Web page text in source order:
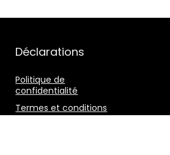
Déclarations
Politique de
confidentialité
Termes et conditions